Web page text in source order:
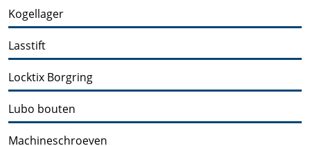
Kogellager
Lasstift
Locktix Borgring
Lubo bouten
Machineschroeven